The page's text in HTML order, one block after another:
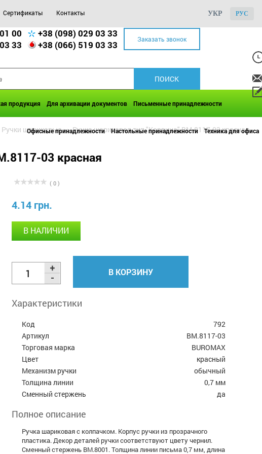
Сертификаты Контакты УКР РУС
00
+38 (098) 029 03 33
33
+38 (066) 519 03 33 Заказать звонок
продукция Для архивации документов Письменные принадлежности
Офисные принадлежности Настольные принадлежности Техника для офиса
Ручки шариковые >> Ручка шариковая тип "Корвина" BM.8117-03 красная
03 красная
( 0 )
4.14 грн.
В НАЛИЧИИ
В КОРЗИНУ
Характеристики
Код
792
Артикул
BM.8117-03
Торговая марка
BUROMAX
Цвет
красный
Механизм ручки
обычный
Толщина линии
0,7 мм
Сменный стержень
да
Полное описание
Ручка шариковая с колпачком. Корпус ручки из прозрачного
пластика. Декор деталей ручки соответствуют цвету чернил.
Сменный стержень BM.8001. Толщина линии письма 0,7 мм, длина